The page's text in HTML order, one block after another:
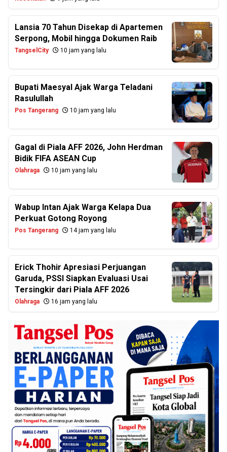
Lansia 70 Tahun Disekap di Apartemen
Serpong, Mobil hingga Dokumen Raib
TangselCity 10 jam yang lalu
Bupati Maesyal Ajak Warga Teladani
Rasulullah
Pos Tangerang 10 jam yang lalu
Gagal di Piala AFF 2026, John Herdman
Bidik FIFA ASEAN Cup
Olahraga 10 jam yang lalu
Wabup Intan Ajak Warga Kelapa Dua
Perkuat Gotong Royong
Pos Tangerang 14 jam yang lalu
Erick Thohir Apresiasi Perjuangan
Garuda, PSSI Siapkan Evaluasi Usai
Tersingkir dari Piala AFF 2026
Olahraga 16 jam yang lalu